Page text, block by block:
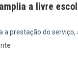
a livre
prestação do serviço,